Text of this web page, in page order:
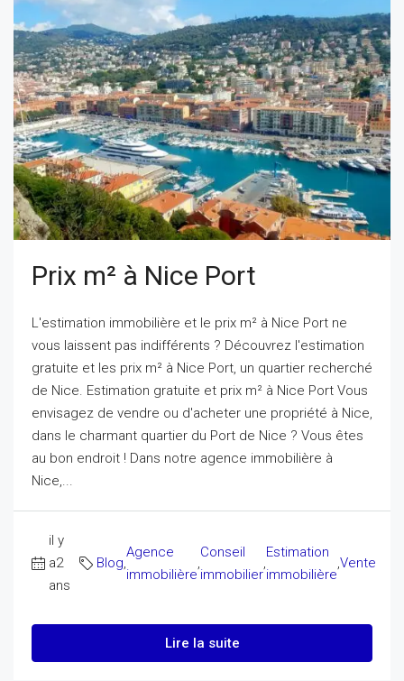
Prix m² à Nice Port
L'estimation immobilière et le prix m² à Nice Port ne
vous laissent pas indifférents ? Découvrez l'estimation
gratuite et les prix m² à Nice Port, un quartier recherché
de Nice. Estimation gratuite et prix m² à Nice Port Vous
envisagez de vendre ou d'acheter une propriété à Nice,
dans le charmant quartier du Port de Nice ? Vous êtes
au bon endroit ! Dans notre agence immobilière à
Nice,...
il y
a2
ans
Blog,
Agence
immobilière
,
Conseil
immobilier
,
Estimation
immobilière
,Vente
Lire la suite